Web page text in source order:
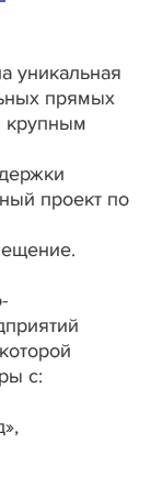
уникальная
прямых
крупным
проект по
с: